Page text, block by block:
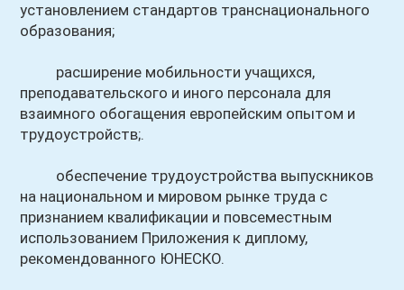
установлением стандартов транснационального
образования;
расширение мобильности учащихся,
преподавательского и иного персонала для
взаимного обогащения европейским опытом и
трудоустройств;.
обеспечение трудоустройства выпускников
на национальном и мировом рынке труда с
признанием квалификации и повсеместным
использованием Приложения к диплому,
рекомендованного ЮНЕСКО.